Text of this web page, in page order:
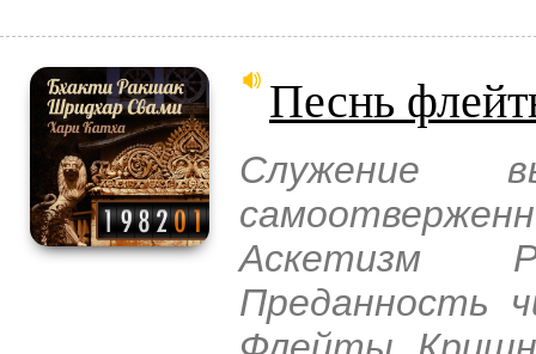
Песнь
Служение
Аскетизм
Преданность